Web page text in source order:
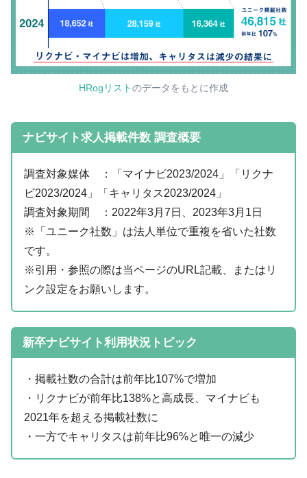
HRogリストのデータをもとに作成
ナビサイト求人掲載件数 調査概要
調査対象媒体 ：「マイナビ2023/2024」「リクナ
ビ2023/2024」「キャリタス2023/2024」
調査対象期間 ：2022年3月7日、2023年3月1日
※「ユニーク社数」は法人単位で重複を省いた社数
です。
※引用・参照の際は当ページのURL記載、またはリ
ンク設定をお願いします。
新卒ナビサイト利用状況トピック
・掲載社数の合計は前年比107%で増加
・リクナビが前年比138%と高成長、マイナビも
2021年を超える掲載社数に
・一方でキャリタスは前年比96%と唯一の減少